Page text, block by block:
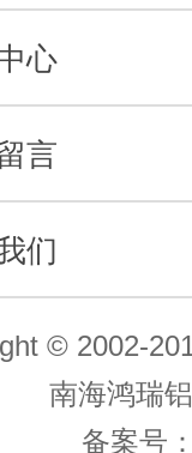
心
言
们
© 2002-
南海鸿瑞
备案号：